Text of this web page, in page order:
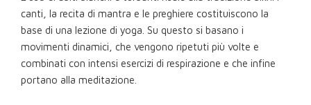
canti, la recita di mantra e le preghiere costituiscono la
base di una lezione di yoga. Su questo si basano i
movimenti dinamici, che vengono ripetuti più volte e
combinati con intensi esercizi di respirazione e che infine
portano alla meditazione.